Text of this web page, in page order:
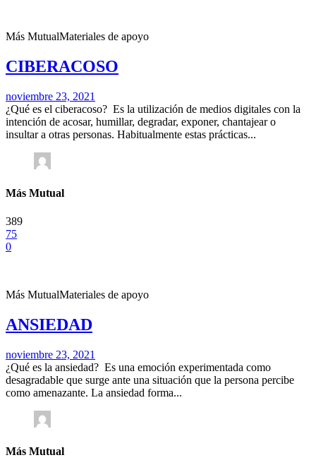
Más MutualMateriales de apoyo
CIBERACOSO
noviembre 23, 2021
¿Qué es el ciberacoso? Es la utilización de medios digitales con la
intención de acosar, humillar, degradar, exponer, chantajear o
insultar a otras personas. Habitualmente estas prácticas...
Más Mutual
389
75
0
Más MutualMateriales de apoyo
ANSIEDAD
noviembre 23, 2021
¿Qué es la ansiedad? Es una emoción experimentada como
desagradable que surge ante una situación que la persona percibe
como amenazante. La ansiedad forma...
Más Mutual